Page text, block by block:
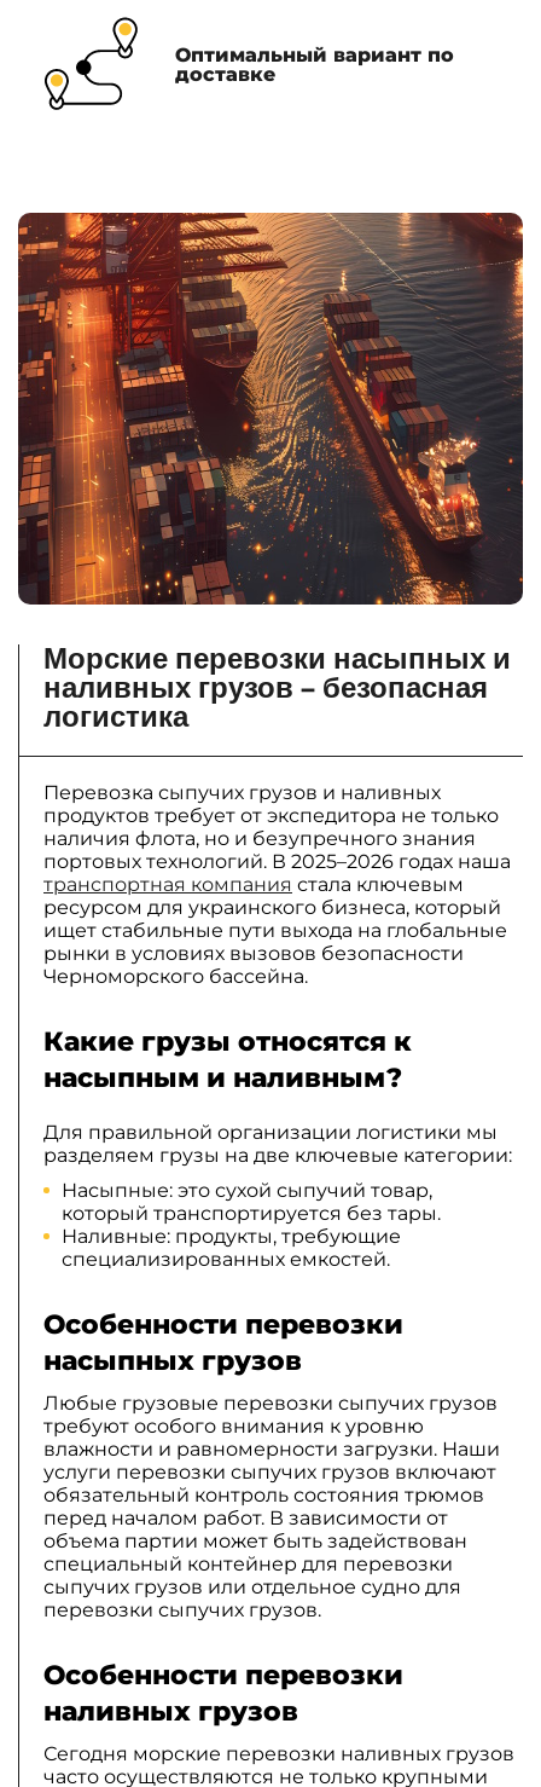
Оптимальный вариант по
доставке
Морские перевозки насыпных и
наливных грузов – безопасная
логистика
Перевозка сыпучих грузов и наливных
продуктов требует от экспедитора не только
наличия флота, но и безупречного знания
портовых технологий. В 2025–2026 годах наша
транспортная компания стала ключевым
ресурсом для украинского бизнеса, который
ищет стабильные пути выхода на глобальные
рынки в условиях вызовов безопасности
Черноморского бассейна.
Какие грузы относятся к
насыпным и наливным?
Для правильной организации логистики мы
разделяем грузы на две ключевые категории:
Насыпные: это сухой сыпучий товар,
который транспортируется без тары.
Наливные: продукты, требующие
специализированных емкостей.
Особенности перевозки
насыпных грузов
Любые грузовые перевозки сыпучих грузов
требуют особого внимания к уровню
влажности и равномерности загрузки. Наши
услуги перевозки сыпучих грузов включают
обязательный контроль состояния трюмов
перед началом работ. В зависимости от
объема партии может быть задействован
специальный контейнер для перевозки
сыпучих грузов или отдельное судно для
перевозки сыпучих грузов.
Особенности перевозки
наливных грузов
Сегодня морские перевозки наливных грузов
часто осуществляются не только крупными